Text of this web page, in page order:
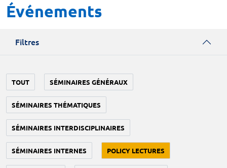
Événements
Filtres
TOUT SÉMINAIRES GÉNÉRAUX
SÉMINAIRES THÉMATIQUES
SÉMINAIRES INTERDISCIPLINAIRES
SÉMINAIRES INTERNES POLICY LECTURES